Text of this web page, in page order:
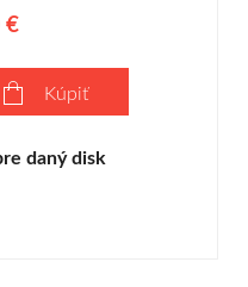
€
Kúpiť
daný disk